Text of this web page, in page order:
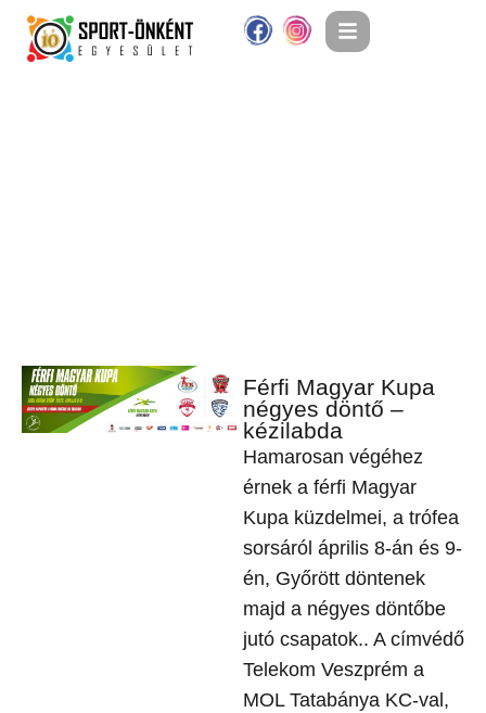
Férfi Magyar Kupa
négyes döntő –
kézilabda
Hamarosan végéhez
érnek a férfi Magyar
Kupa küzdelmei, a trófea
sorsáról április 8-án és 9-
én, Győrött döntenek
majd a négyes döntőbe
jutó csapatok.. A címvédő
Telekom Veszprém a
MOL Tatabánya KC-val,